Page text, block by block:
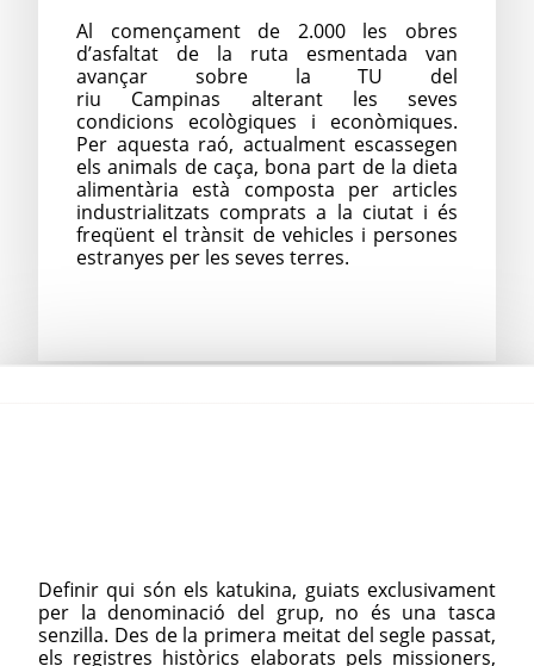
Al començament de 2.000 les obres
d’asfaltat de la ruta esmentada van
avançar sobre la TU del
riu Campinas alterant les seves
condicions ecològiques i econòmiques.
Per aquesta raó, actualment escassegen
els animals de caça, bona part de la dieta
alimentària està composta per articles
industrialitzats comprats a la ciutat i és
freqüent el trànsit de vehicles i persones
estranyes per les seves terres.
Definir qui són els katukina, guiats exclusivament
per la denominació del grup, no és una tasca
senzilla. Des de la primera meitat del segle passat,
els registres històrics elaborats pels missioners,